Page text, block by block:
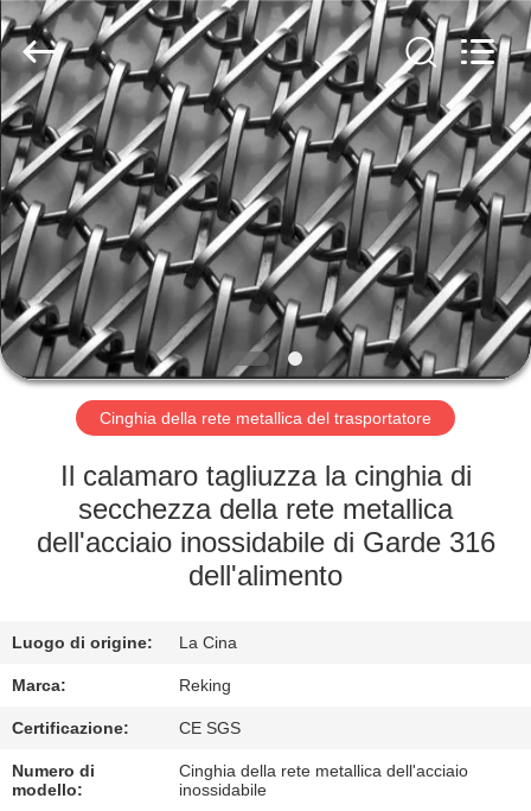
CASA
PRODOTTI
CIRCA
NOI
GIRO
DELLA
FABBRICA
CONTROLLO
CONTATTICI
NOTIZIE
Hebei
Reking
Wire
Mesh
Co.,Ltd.
All
Rights
Reserved.
Cinghia della rete metallica del trasportatore
Il calamaro tagliuzza la cinghia di
secchezza della rete metallica
dell'acciaio inossidabile di Garde 316
dell'alimento
Luogo di origine: La Cina
Marca: Reking
Certificazione: CE SGS
Numero di
modello:
Cinghia della rete metallica dell'acciaio
inossidabile